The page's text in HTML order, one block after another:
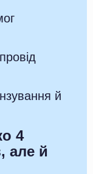
й
4
але й